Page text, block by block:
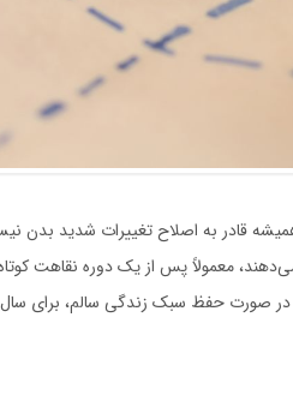
قادر به اصلاح تغییرات شدید بدن
معمولاً پس از یک دوره نقاهت
در صورت حفظ سبک زندگی سالم، برای